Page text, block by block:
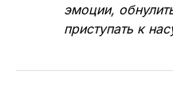
эмоции,
приступать к